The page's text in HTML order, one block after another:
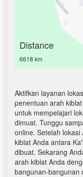
Distance
6618 km
Aktifkan layanan
penentuan arah
untuk mempelajari
dimuat. Tunggu
online. Setelah
kiblat Anda antara
dibuat. Sekarang
arah kiblat Anda
bangunan-bangunan